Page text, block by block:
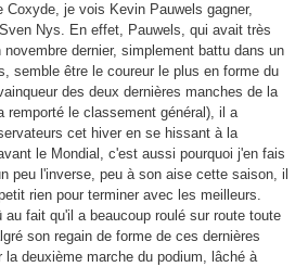
Coxyde, je vois Kevin Pauwels gagner,
Nys. En effet, Pauwels, qui avait très
dernier, simplement battu dans un
semble être le coureur le plus en forme du
des deux dernières manches de la
remporté le classement général), il a
cet hiver en se hissant à la
le Mondial, c'est aussi pourquoi j'en fais
peu l'inverse, peu à son aise cette saison, il
rien pour terminer avec les meilleurs.
fait qu'il a beaucoup roulé sur route toute
son regain de forme de ces dernières
deuxième marche du podium, lâché à